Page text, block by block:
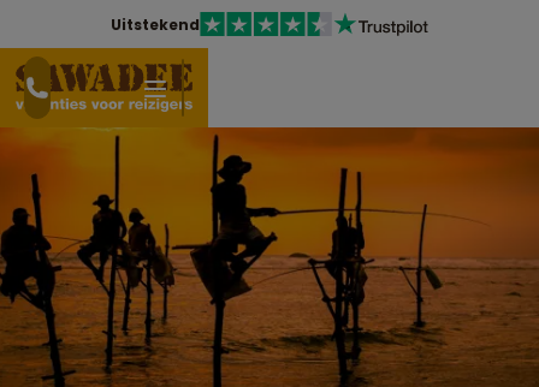
Uitstekend